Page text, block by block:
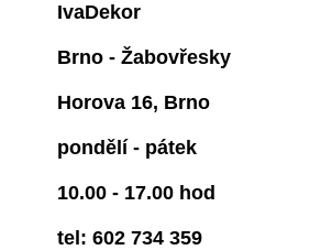
IvaDekor
Brno - Žabovřesky
Horova 16, Brno
pondělí - pátek
10.00 - 17.00 hod
tel: 602 734 359